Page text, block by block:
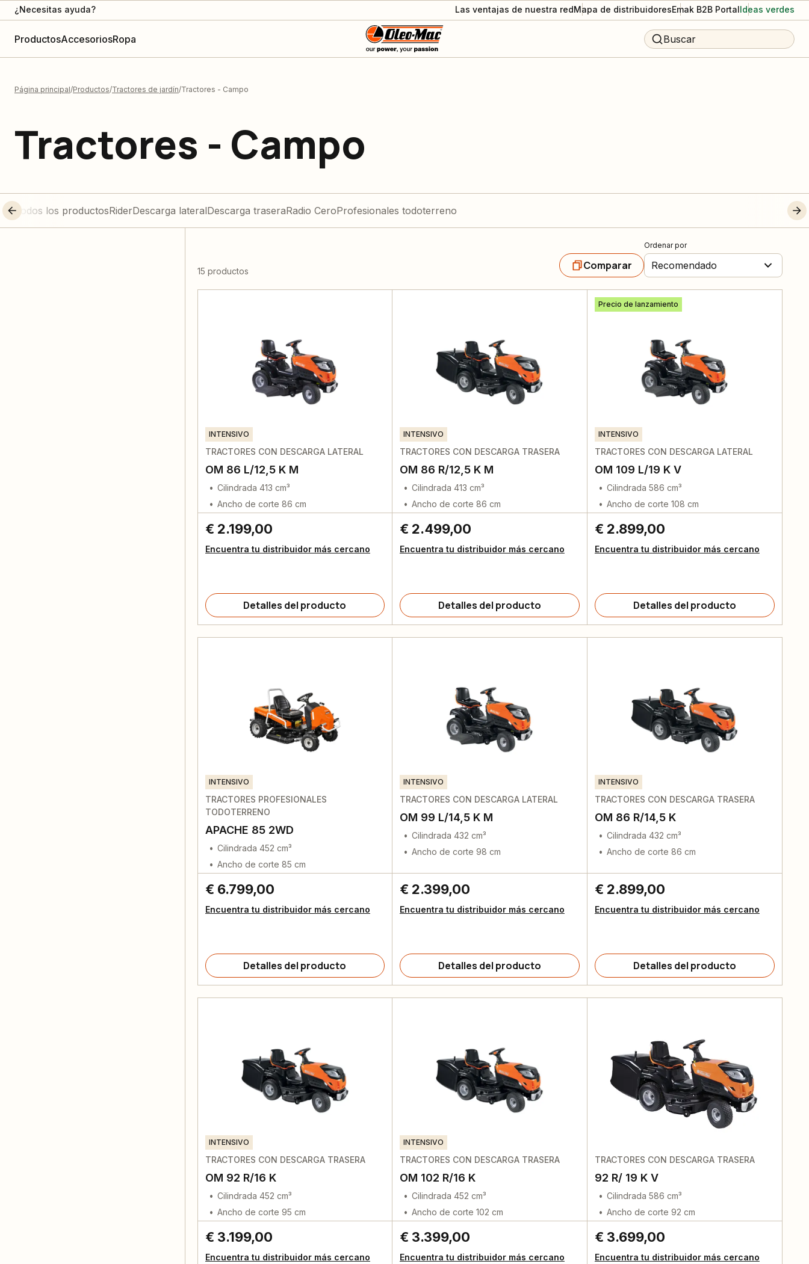
¿Necesitas ayuda? Las ventajas de nuestra redMapa de distribuidoresEmak B2B PortalIdeas verdes
ProductosAccesoriosRopa Buscar
Página principal Productos Tractores de jardín Tractores - Campo
Tractores - Campo
Todos los productosRiderDescarga lateralDescarga traseraRadio CeroProfesionales todoterreno
15 productos Comparar
Ordenar por
Recomendado
INTENSIVO
TRACTORES CON DESCARGA LATERAL
OM 86 L/12,5 K M
Cilindrada 413 cm³
Ancho de corte 86 cm
€ 2.199,00
Encuentra tu distribuidor más cercano
Detalles del producto
INTENSIVO
TRACTORES CON DESCARGA TRASERA
OM 86 R/12,5 K M
Cilindrada 413 cm³
Ancho de corte 86 cm
€ 2.499,00
Encuentra tu distribuidor más cercano
Detalles del producto
Precio de lanzamiento
INTENSIVO
TRACTORES CON DESCARGA LATERAL
OM 109 L/19 K V
Cilindrada 586 cm³
Ancho de corte 108 cm
€ 2.899,00
Encuentra tu distribuidor más cercano
Detalles del producto
INTENSIVO
TRACTORES PROFESIONALES
TODOTERRENO
APACHE 85 2WD
Cilindrada 452 cm³
Ancho de corte 85 cm
€ 6.799,00
Encuentra tu distribuidor más cercano
Detalles del producto
INTENSIVO
TRACTORES CON DESCARGA LATERAL
OM 99 L/14,5 K M
Cilindrada 432 cm³
Ancho de corte 98 cm
€ 2.399,00
Encuentra tu distribuidor más cercano
Detalles del producto
INTENSIVO
TRACTORES CON DESCARGA TRASERA
OM 86 R/14,5 K
Cilindrada 432 cm³
Ancho de corte 86 cm
€ 2.899,00
Encuentra tu distribuidor más cercano
Detalles del producto
INTENSIVO
TRACTORES CON DESCARGA TRASERA
OM 92 R/16 K
Cilindrada 452 cm³
Ancho de corte 95 cm
€ 3.199,00
Encuentra tu distribuidor más cercano
INTENSIVO
TRACTORES CON DESCARGA TRASERA
OM 102 R/16 K
Cilindrada 452 cm³
Ancho de corte 102 cm
€ 3.399,00
Encuentra tu distribuidor más cercano
TRACTORES CON DESCARGA TRASERA
92 R/ 19 K V
Cilindrada 586 cm³
Ancho de corte 92 cm
€ 3.699,00
Encuentra tu distribuidor más cercano